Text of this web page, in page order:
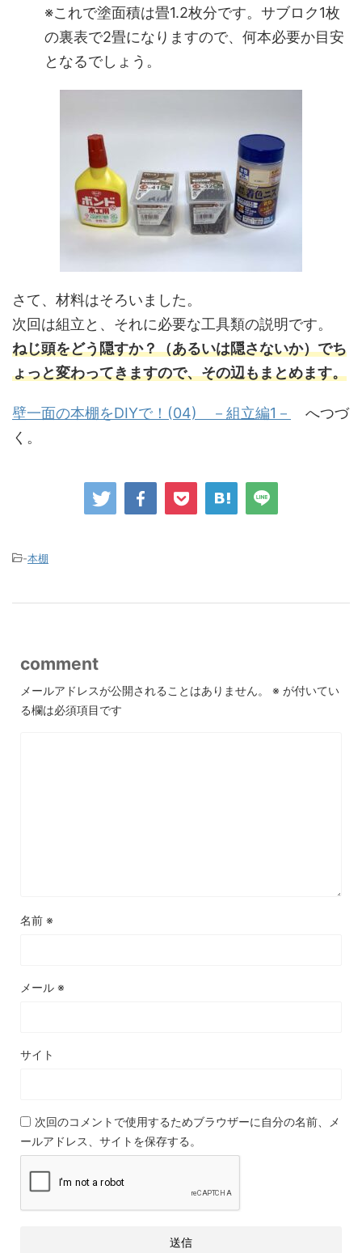
※これで塗面積は畳1.2枚分です。サブロク1枚
の裏表で2畳になりますので、何本必要か目安
となるでしょう。
さて、材料はそろいました。
次回は組立と、それに必要な工具類の説明です。
ねじ頭をどう隠すか？（あるいは隠さないか）でち
ょっと変わってきますので、その辺もまとめます。
壁一面の本棚をDIYで！(04) －組立編1－
へつづ
く。
-本棚
comment
メールアドレスが公開されることはありません。 ※ が付いてい
る欄は必須項目です
名前 ※
メール ※
サイト
次回のコメントで使用するためブラウザーに自分の名前、メ
ールアドレス、サイトを保存する。